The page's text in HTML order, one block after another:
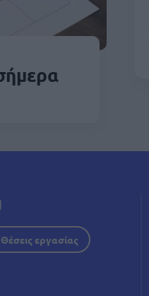
Θέσεις εργασίας